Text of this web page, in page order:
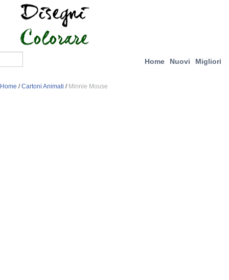
Home Nuovi Migliori
Home /Cartoni Animati / Minnie Mouse